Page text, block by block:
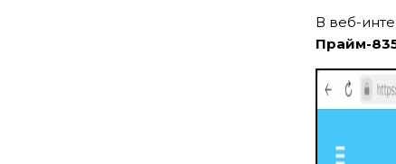
В веб-
Прайм-